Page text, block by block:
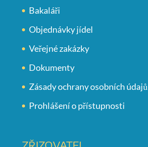
Bakaláři
Objednávky jídel
Veřejné zakázky
Dokumenty
Zásady ochrany osobních údajů
Prohlášení o přístupnosti